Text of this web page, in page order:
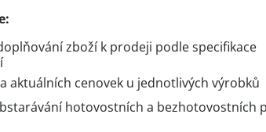
zboží k prodeji podle specifikace
aktuálních cenovek u jednotlivých výrobků
hotovostních a bezhotovostních